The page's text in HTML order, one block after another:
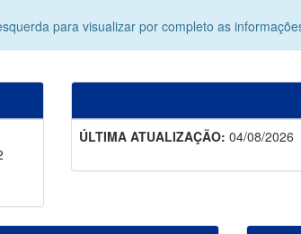
para visualizar por completo as
ÚLTIMA ATUALIZAÇÃO: 04/08/2026